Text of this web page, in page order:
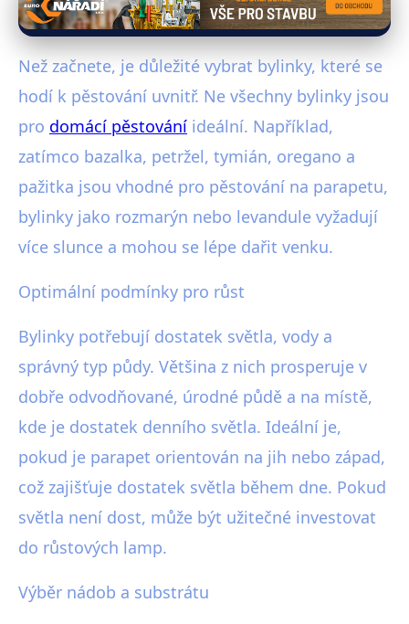
Než začnete, je důležité vybrat bylinky, které se
hodí k pěstování uvnitř. Ne všechny bylinky jsou
pro domácí pěstování ideální. Například,
zatímco bazalka, petržel, tymián, oregano a
pažitka jsou vhodné pro pěstování na parapetu,
bylinky jako rozmarýn nebo levandule vyžadují
více slunce a mohou se lépe dařit venku.
Optimální podmínky pro růst
Bylinky potřebují dostatek světla, vody a
správný typ půdy. Většina z nich prosperuje v
dobře odvodňované, úrodné půdě a na místě,
kde je dostatek denního světla. Ideální je,
pokud je parapet orientován na jih nebo západ,
což zajišťuje dostatek světla během dne. Pokud
světla není dost, může být užitečné investovat
do růstových lamp.
Výběr nádob a substrátu